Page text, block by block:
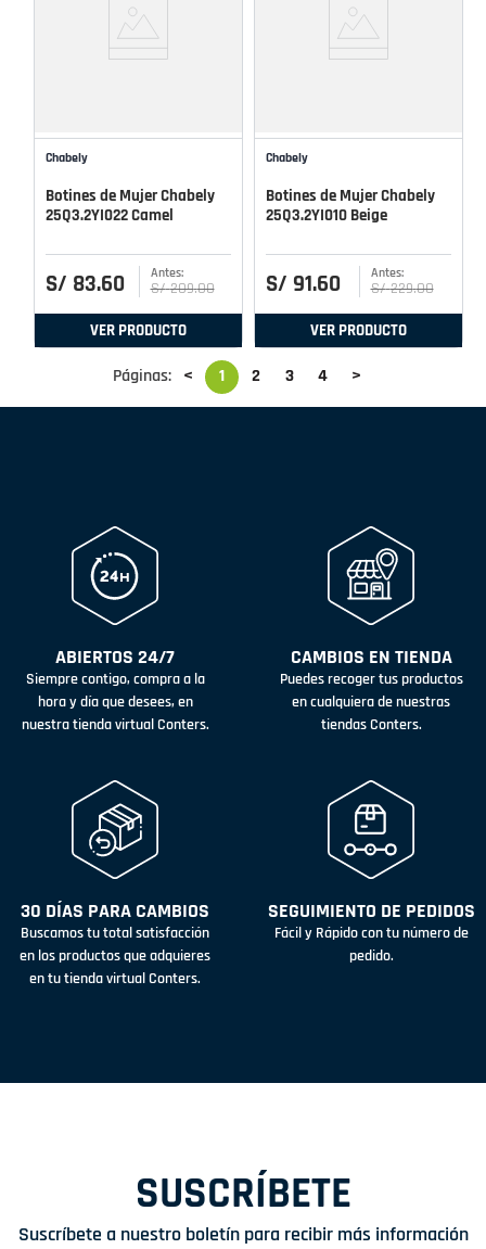
Chabely
Botines de Mujer Chabely
25Q3.2YI022 Camel
S/ 83.60 S/ 209.00
VER PRODUCTO
Chabely
Botines de Mujer Chabely
25Q3.2YI010 Beige
S/ 91.60 S/ 229.00
VER PRODUCTO
Páginas: < 1 2 3 4 >
ABIERTOS 24/7
Siempre contigo, compra a la
hora y día que desees, en
nuestra tienda virtual Conters.
CAMBIOS EN TIENDA
Puedes recoger tus productos
en cualquiera de nuestras
tiendas Conters.
30 DÍAS PARA CAMBIOS
Buscamos tu total satisfacción
en los productos que adquieres
en tu tienda virtual Conters.
SEGUIMIENTO DE PEDIDOS
Fácil y Rápido con tu número de
pedido.
SUSCRÍBETE
Suscríbete a nuestro boletín para recibir más información